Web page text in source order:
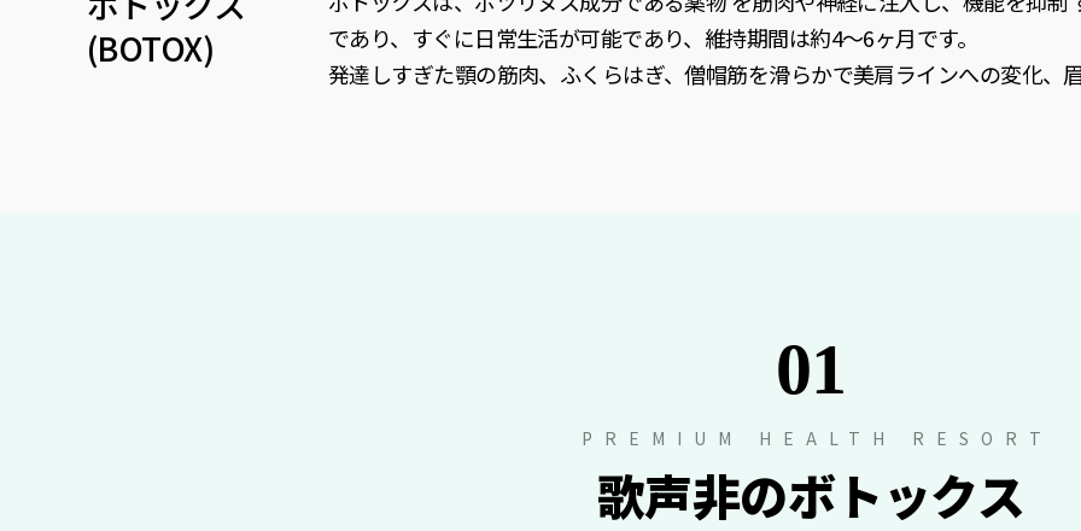
(BOTOX)
であり、すぐに日常生活が可能であり、維持期間は約4〜6ヶ月です。
発達しすぎた顎の筋肉、ふくらはぎ、僧帽筋を滑らかで美肩ラインへの変化、
01
PREMIUM HEALTH RESORT
歌声非のボトックス